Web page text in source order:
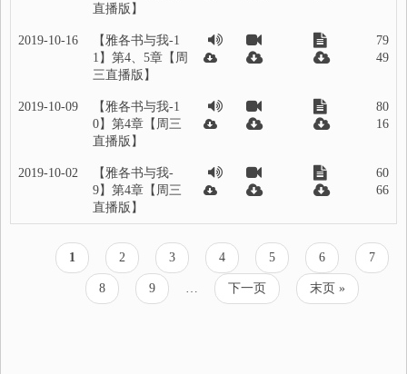
直播版】
2019-10-16
【雅各书与我-1
1】第4、5章【周
三直播版】
79
49
2019-10-09
【雅各书与我-1
0】第4章【周三
直播版】
80
16
2019-10-02
【雅各书与我-
9】第4章【周三
直播版】
60
66
当
前
1
页
面
2
页
面
3
页
面
4
页
面
5
页
面
6
页
面
7
页
面
8
页
面
9 …
下
一
下一页
末
页
末页 »